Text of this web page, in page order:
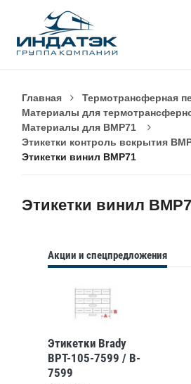
Главная
Термотрансферная
Материалы для
Материалы для BMP71
Этикетки контроль вскрытия
Этикетки винил BMP71
Этикетки винил
Акции и спецпредложения
Этикетки Brady
BPT-105-7599 / B-
7599